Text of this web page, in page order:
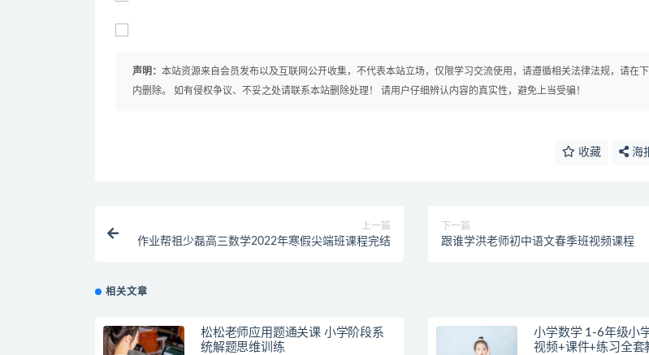
声明： 本站资源来自会员发布以及互联网公开收集，不代表本站立场，仅限学习交流使用，请遵循相关法律法规，请在
内删除。 如有侵权争议、不妥之处请联系本站删除处理！ 请用户仔细辨认内容的真实性，避免上当受骗！
收藏 海
上一篇
作业帮祖少磊高三数学2022年寒假尖端班课程完结
下一篇
跟谁学洪老师初中语文春季班视频课程
相关文章
松松老师应用题通关课 小学阶段系
统解题思维训练
小学数学 1-6年级小
视频+课件+练习全套